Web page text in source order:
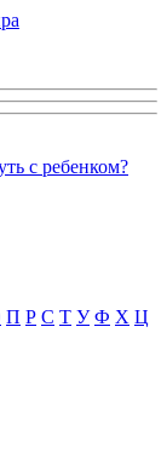
с ребенком?
П Р С Т У Ф X Ц